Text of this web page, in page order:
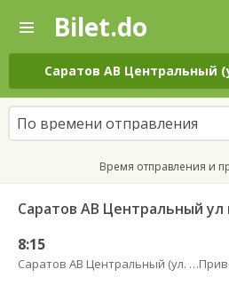
—
Поиск
и
покупка
билетов
на
автобус
онлайн
Bilet.do
По времени отправления
Время отправления и
8:15
Саратов АВ Центральный (ул. им. Пугачева, 179 А)